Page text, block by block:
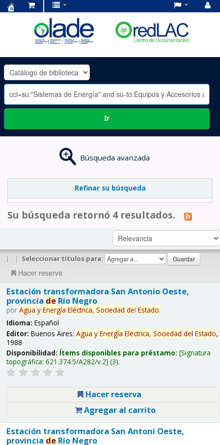
OLADE
-
Ir
Búsqueda avanzada
Refinar su búsqueda
Su búsqueda retornó 4 resultados.
| | Seleccionar títulos para:
Hacer reserva
Estación transformadora San Antonio Oeste,
provincia deRío Negro
por Agua y Energía Eléctrica, Sociedad del Estado.
Idioma: Español
Editor: Buenos Aires: Agua y Energía Eléctrica, Sociedad del Estado,
1988
Disponibilidad: Ítems disponibles para préstamo: Signatura
topográfica: 621.374.5/A282/v.2 (3).
Hacer reserva
Agregar al carrito
Estación transformadora San Antoni Oeste,
provincia deRío Negro